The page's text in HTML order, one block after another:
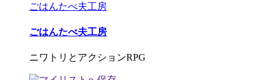
ごはんたべ夫工房
ごはんたべ夫工房
ニワトリとアクションRPG